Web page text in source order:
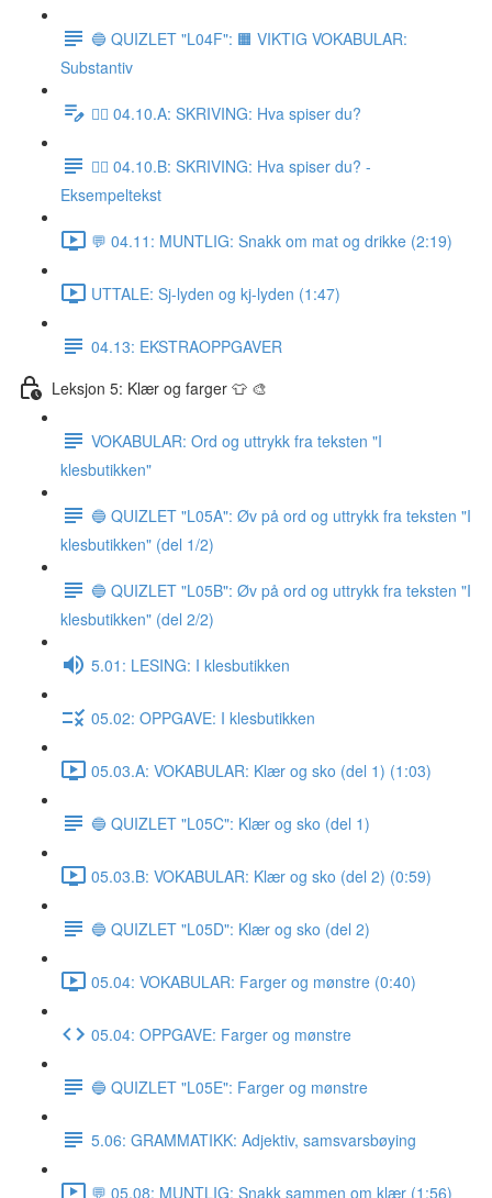
🔵 QUIZLET "L04F": 🟧 VIKTIG VOKABULAR:
Substantiv
✍🏼 04.10.A: SKRIVING: Hva spiser du?
✍🏼 04.10.B: SKRIVING: Hva spiser du? -
Eksempeltekst
💬 04.11: MUNTLIG: Snakk om mat og drikke (2:19)
UTTALE: Sj-lyden og kj-lyden (1:47)
04.13: EKSTRAOPPGAVER
Leksjon 5: Klær og farger 👕 🎨
VOKABULAR: Ord og uttrykk fra teksten "I
klesbutikken"
🔵 QUIZLET "L05A": Øv på ord og uttrykk fra teksten "I
klesbutikken" (del 1/2)
🔵 QUIZLET "L05B": Øv på ord og uttrykk fra teksten "I
klesbutikken" (del 2/2)
5.01: LESING: I klesbutikken
05.02: OPPGAVE: I klesbutikken
05.03.A: VOKABULAR: Klær og sko (del 1) (1:03)
🔵 QUIZLET "L05C": Klær og sko (del 1)
05.03.B: VOKABULAR: Klær og sko (del 2) (0:59)
🔵 QUIZLET "L05D": Klær og sko (del 2)
05.04: VOKABULAR: Farger og mønstre (0:40)
05.04: OPPGAVE: Farger og mønstre
🔵 QUIZLET "L05E": Farger og mønstre
5.06: GRAMMATIKK: Adjektiv, samsvarsbøying
💬 05.08: MUNTLIG: Snakk sammen om klær (1:56)